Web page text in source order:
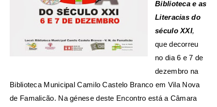
Biblioteca e as
Literacias do
século XXI,
que decorreu
no dia 6 e 7 de
dezembro na
Biblioteca Municipal Camilo Castelo Branco em Vila Nova
de Famalicão. Na génese deste Encontro está a Câmara